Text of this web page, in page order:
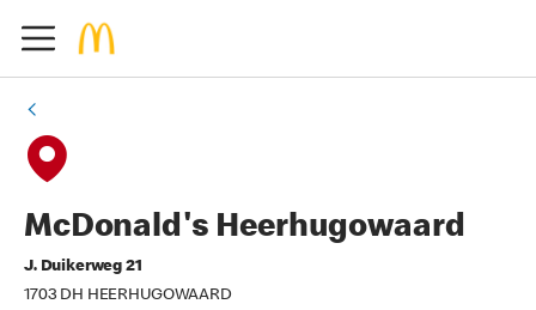
McDonald's Heerhugowaard
J. Duikerweg 21
1703 DH HEERHUGOWAARD